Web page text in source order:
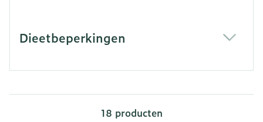
Dieetbeperkingen
18 producten